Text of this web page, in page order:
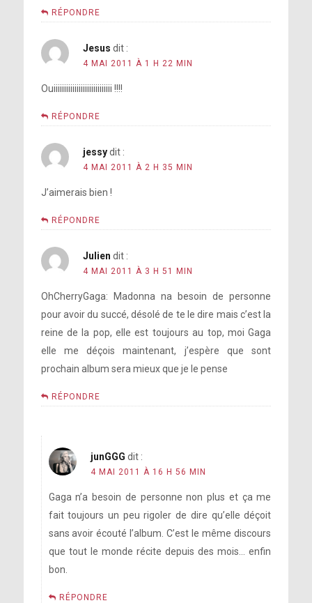
RÉPONDRE
Jesus dit :
4 MAI 2011 À 1 H 22 MIN
Ouiiiiiiiiiiiiiiiiiiiiiiiiiiii !!!!
RÉPONDRE
jessy dit :
4 MAI 2011 À 2 H 35 MIN
J’aimerais bien !
RÉPONDRE
Julien dit :
4 MAI 2011 À 3 H 51 MIN
OhCherryGaga: Madonna na besoin de personne
pour avoir du succé, désolé de te le dire mais c’est la
reine de la pop, elle est toujours au top, moi Gaga
elle me déçois maintenant, j’espère que sont
prochain album sera mieux que je le pense
RÉPONDRE
junGGG dit :
4 MAI 2011 À 16 H 56 MIN
Gaga n’a besoin de personne non plus et ça me
fait toujours un peu rigoler de dire qu’elle déçoit
sans avoir écouté l’album. C’est le même discours
que tout le monde récite depuis des mois… enfin
bon.
RÉPONDRE